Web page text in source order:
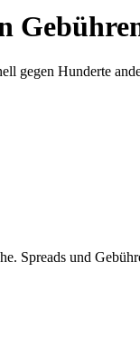
gegen Hunderte
Spreads und